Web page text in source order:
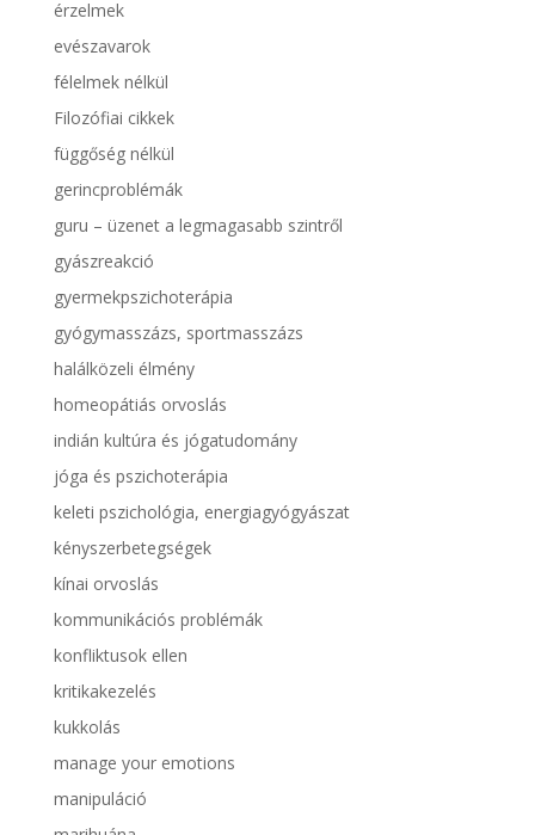
érzelmek
evészavarok
félelmek nélkül
Filozófiai cikkek
függőség nélkül
gerincproblémák
guru – üzenet a legmagasabb szintről
gyászreakció
gyermekpszichoterápia
gyógymasszázs, sportmasszázs
halálközeli élmény
homeopátiás orvoslás
indián kultúra és jógatudomány
jóga és pszichoterápia
keleti pszichológia, energiagyógyászat
kényszerbetegségek
kínai orvoslás
kommunikációs problémák
konfliktusok ellen
kritikakezelés
kukkolás
manage your emotions
manipuláció